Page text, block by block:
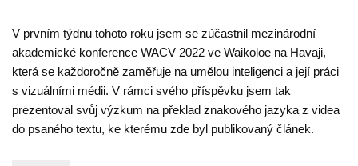
V prvním týdnu tohoto roku jsem se zúčastnil mezinárodní
akademické konference WACV 2022 ve Waikoloe na Havaji,
která se každoročně zaměřuje na umělou inteligenci a její práci
s vizuálními médii. V rámci svého příspěvku jsem tak
prezentoval svůj výzkum na překlad znakového jazyka z videa
do psaného textu, ke kterému zde byl publikovaný článek.